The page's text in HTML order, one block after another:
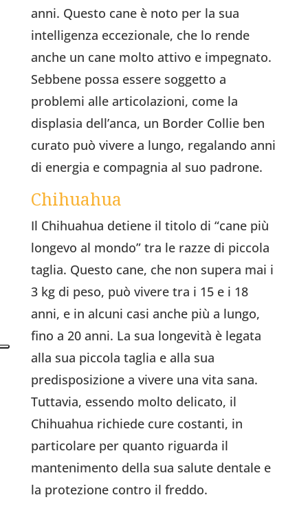
anni. Questo cane è noto per la sua
intelligenza eccezionale, che lo rende
anche un cane molto attivo e impegnato.
Sebbene possa essere soggetto a
problemi alle articolazioni, come la
displasia dell’anca, un Border Collie ben
curato può vivere a lungo, regalando anni
di energia e compagnia al suo padrone.
Chihuahua
Il Chihuahua detiene il titolo di “cane più
longevo al mondo” tra le razze di piccola
taglia. Questo cane, che non supera mai i
3 kg di peso, può vivere tra i 15 e i 18
anni, e in alcuni casi anche più a lungo,
fino a 20 anni. La sua longevità è legata
alla sua piccola taglia e alla sua
predisposizione a vivere una vita sana.
Tuttavia, essendo molto delicato, il
Chihuahua richiede cure costanti, in
particolare per quanto riguarda il
mantenimento della sua salute dentale e
la protezione contro il freddo.